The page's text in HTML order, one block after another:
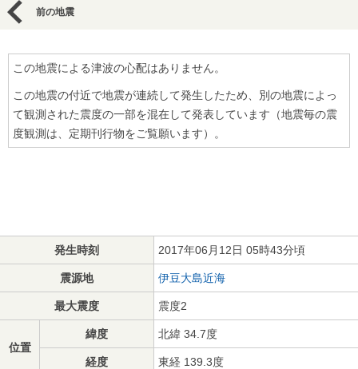
前の地震
この地震による津波の心配はありません。
この地震の付近で地震が連続して発生したため、別の地震によっ
て観測された震度の一部を混在して発表しています（地震毎の震
度観測は、定期刊行物をご覧願います）。
発生時刻 2017年06月12日 05時43分頃
震源地 伊豆大島近海
最大震度 震度2
位置
緯度 北緯 34.7度
経度 東経 139.3度